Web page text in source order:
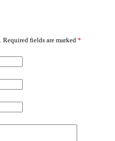
Required fields are marked *